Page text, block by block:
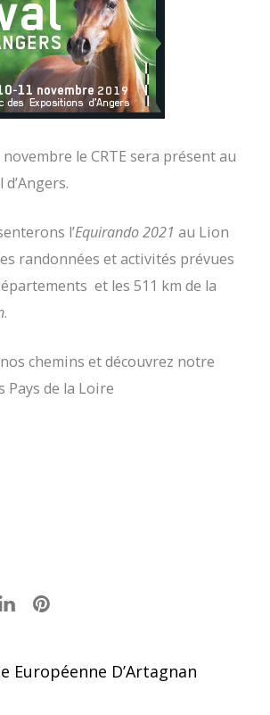
novembre le CRTE sera présent au
l’Equirando 2021 au Lion
randonnées et activités prévues
et les 511 km de la
.
chemins et découvrez notre
Pays de la Loire
Européenne D’Artagnan